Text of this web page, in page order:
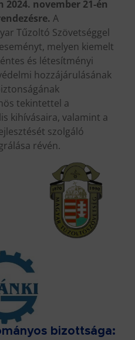
november 21-én
A
Tűzoltó Szövetséggel
melyen kiemelt
és létesítményi
hozzájárulásának
tekintettel a
kihívásaira, valamint a
szolgáló
révén.
bizottsága: